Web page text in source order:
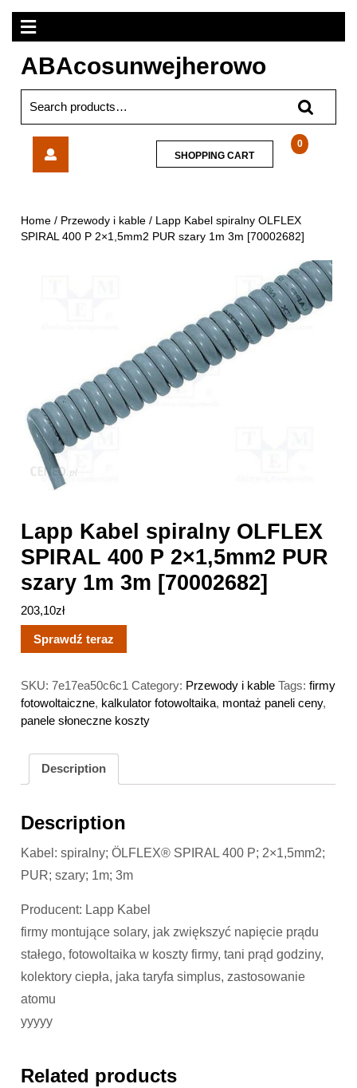
Skip
content
Open
Menu
ABAcosunwejherowo
for:
SPIRAL
400
0
SHOPPING CARTSHOPPING
CART
Home / Przewody i kable / Lapp Kabel spiralny OLFLEX
SPIRAL 400 P 2×1,5mm2 PUR szary 1m 3m [70002682]
Lapp Kabel spiralny OLFLEX
SPIRAL 400 P 2×1,5mm2 PUR
szary 1m 3m [70002682]
203,10zł
Sprawdź teraz
SKU:7e17ea50c6c1 Category: Przewody i kable Tags:firmy
fotowoltaiczne, kalkulator fotowoltaika, montaż paneli ceny,
panele słoneczne koszty
Description
Description
Kabel: spiralny; ÖLFLEX® SPIRAL 400 P; 2×1,5mm2;
PUR; szary; 1m; 3m
Producent: Lapp Kabel
firmy montujące solary, jak zwiększyć napięcie prądu
stałego, fotowoltaika w koszty firmy, tani prąd godziny,
kolektory ciepła, jaka taryfa simplus, zastosowanie
atomu
yyyyy
Related products